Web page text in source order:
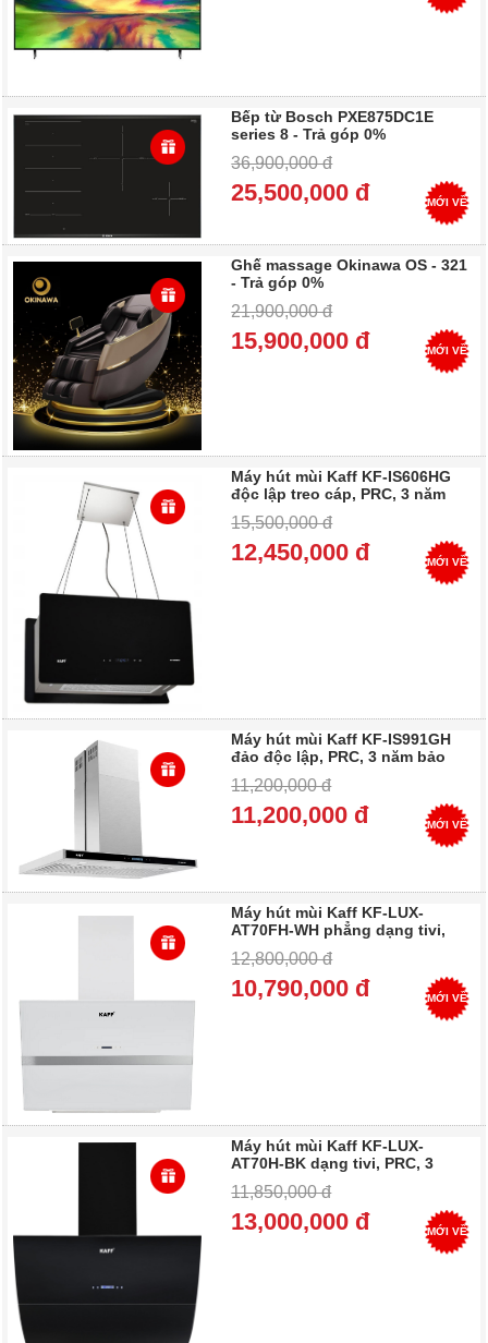
Bếp từ Bosch PXE875DC1E
series 8 - Trả góp 0%
36,900,000 đ
25,500,000 đ MỚI VỀ
Ghế massage Okinawa OS - 321
- Trả góp 0%
21,900,000 đ
15,900,000 đ MỚI VỀ
Máy hút mùi Kaff KF-IS606HG
độc lập treo cáp, PRC, 3 năm
15,500,000 đ
12,450,000 đ MỚI VỀ
Máy hút mùi Kaff KF-IS991GH
đảo độc lập, PRC, 3 năm bảo
11,200,000 đ
11,200,000 đ MỚI VỀ
Máy hút mùi Kaff KF-LUX-
AT70FH-WH phẳng dạng tivi,
0%
12,800,000 đ
10,790,000 đ MỚI VỀ
Máy hút mùi Kaff KF-LUX-
AT70H-BK dạng tivi, PRC, 3
11,850,000 đ
13,000,000 đ MỚI VỀ